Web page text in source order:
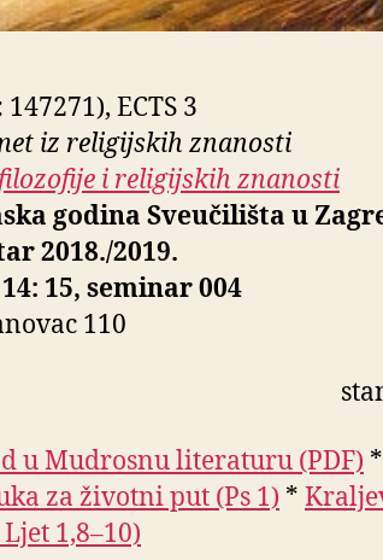
ECTS 3
iz religijskih znanosti
i religijskih znanosti
godina Sveučilišta u
2018./2019.
15, seminar 004
110
u Mudrosnu literaturu (PDF) *
za životni put (Ps 1) *
1,8–10)